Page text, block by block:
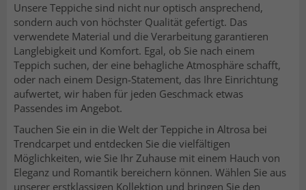
Unsere Teppiche sind nicht nur optisch ansprechend,
sondern auch von höchster Qualität gefertigt. Das
verwendete Material und die Verarbeitung garantieren
Langlebigkeit und Komfort. Egal, ob Sie nach einem
Teppich suchen, der eine behagliche Atmosphäre schafft,
oder nach einem Design-Statement, das Ihre Einrichtung
aufwertet, wir haben für jeden Geschmack etwas
Passendes im Angebot.
Tauchen Sie ein in die Welt der Teppiche in Altrosa bei
Trendcarpet und entdecken Sie die vielfältigen
Möglichkeiten, wie Sie Ihr Zuhause mit einem Hauch von
Eleganz und Romantik bereichern können. Wählen Sie aus
unserer erstklassigen Kollektion und bringen Sie den